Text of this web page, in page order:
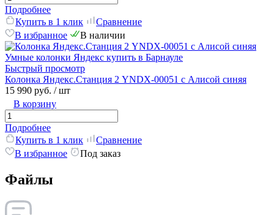
Подробнее
Купить в 1 клик
Сравнение
В избранное
В наличии
Быстрый просмотр
Колонка Яндекс.Станция 2 YNDX-00051 с Алисой синяя
15 990 руб. / шт
В корзину
Подробнее
Купить в 1 клик
Сравнение
В избранное
Под заказ
Файлы